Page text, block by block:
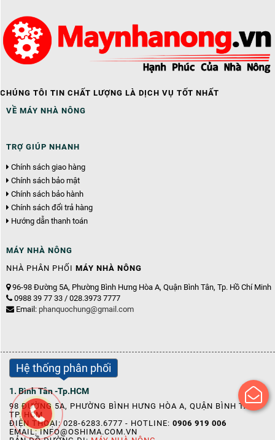
CHÚNG TÔI TIN CHẤT LƯỢNG LÀ DỊCH VỤ TỐT NHẤT
VỀ MÁY NHÀ NÔNG
TRỢ GIÚP NHANH
Chính sách giao hàng
Chính sách bảo mật
Chính sách bảo hành
Chính sách đổi trả hàng
Hướng dẫn thanh toán
MÁY NHÀ NÔNG
NHÀ PHÂN PHỐI MÁY NHÀ NÔNG
96-98 Đường 5A, Phường Bình Hưng Hòa A, Quận Bình Tân, Tp. Hồ Chí Minh
0988 39 77 33 / 028.3973 7777
Email: phanquochung@gmail.com
Hệ thống phân phối
1. Bình Tân -Tp.HCM
98 ĐƯỜNG 5A, PHƯỜNG BÌNH HƯNG HÒA A, QUẬN BÌNH TÂN,
TP. HCM
ĐIỆN THOẠI: 028-6283.6777 - HOTLINE: 0906 919 006
EMAIL:INFO@OSHIMA.COM.VN